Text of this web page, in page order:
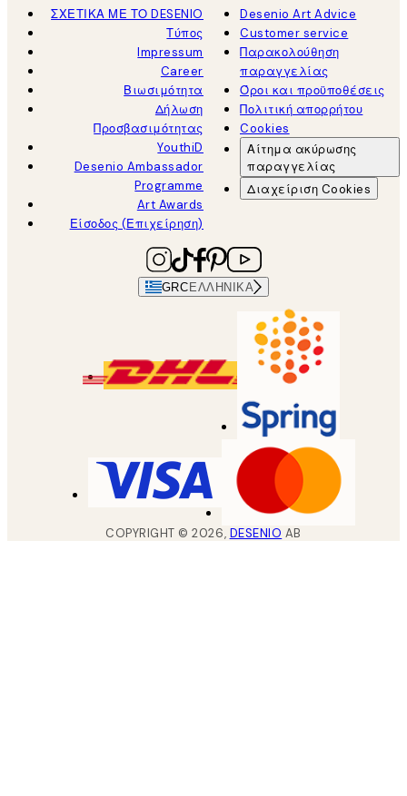
ΣΧΕΤΙΚΑ ΜΕ ΤΟ DESENIO
Τύπος
Impressum
Career
Βιωσιμότητα
Δήλωση
Προσβασιμότητας
YouthiD
Desenio Ambassador
Programme
Art Awards
Είσοδος (Επιχείρηση)
Desenio Art Advice
Customer service
Παρακολούθηση
παραγγελίας
Όροι και προϋποθέσεις
Πολιτική απορρήτου
Cookies
Αίτημα ακύρωσης
παραγγελίας
Διαχείριση Cookies
GRC ΕΛΛΗΝΙΚΆ
COPYRIGHT ©2026, DESENIO AB